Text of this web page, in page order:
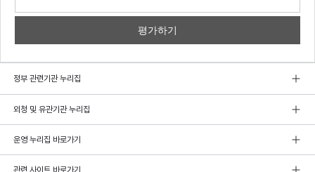
정부 관련기관 누리집
외청 및 유관기관 누리집
운영 누리집 바로가기
관련 사이트 바로가기